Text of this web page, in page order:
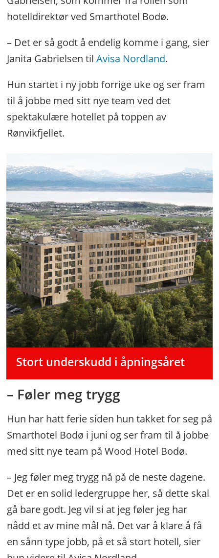
hotelldirektør ved Smarthotel Bodø.
– Det er så godt å endelig komme i gang, sier
Janita Gabrielsen til Avisa Nordland.
Hun startet i ny jobb forrige uke og ser fram
til å jobbe med sitt nye team ved det
spektakulære hotellet på toppen av
Rønvikfjellet.
Stort underskudd i åpningsåret
– Føler meg trygg
Hun har hatt ferie siden hun takket for seg på
Smarthotel Bodø i juni og ser fram til å jobbe
med sitt nye team på Wood Hotel Bodø.
– Jeg føler meg trygg nå på de neste dagene.
Det er en solid ledergruppe her, så dette skal
gå bare godt. Jeg vil si at jeg føler jeg har
nådd et av mine mål nå. Det var å klare å få
en sånn type jobb, på et så stort hotell, sier